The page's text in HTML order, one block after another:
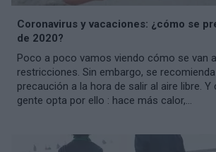
Coronavirus y vacaciones: ¿cómo se
de 2020?
Poco a poco vamos viendo cómo se van
restricciones. Sin embargo, se
precaución a la hora de salir al aire libre. Y
gente opta por ello : hace más calor,...